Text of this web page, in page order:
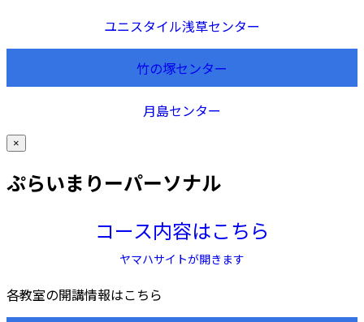
ユニスタイル浅草センター
竹の塚センター
月島センター
×
ぷらいまりーパーソナル
コース内容はこちら
ヤマハサイトが開きます
各教室の開講情報はこちら